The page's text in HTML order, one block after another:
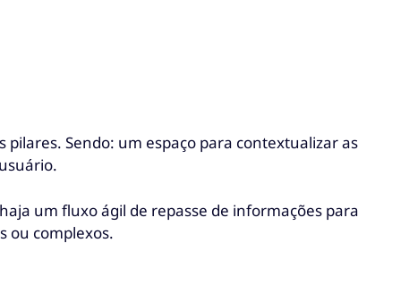
Sendo: um espaço para contextualizar as
um fluxo ágil de repasse de informações para
ou complexos.